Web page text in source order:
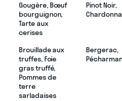
Gougère, Bœuf
bourguignon,
Tarte aux
cerises
Pinot Noir,
Brouillade aux
truffes, Foie
gras truffé,
Pommes de
terre
sarladaises
Bergerac,